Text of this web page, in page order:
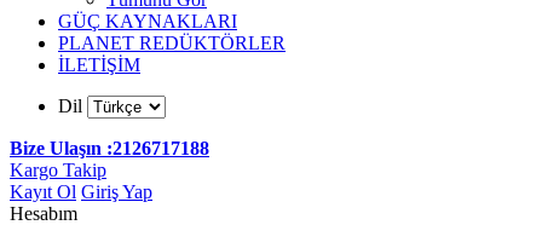
GÜÇ KAYNAKLARI
PLANET REDÜKTÖRLER
İLETİŞİM
Dil
Bize Ulaşın :2126717188
Kargo Takip
Kayıt Ol Giriş Yap
Hesabım